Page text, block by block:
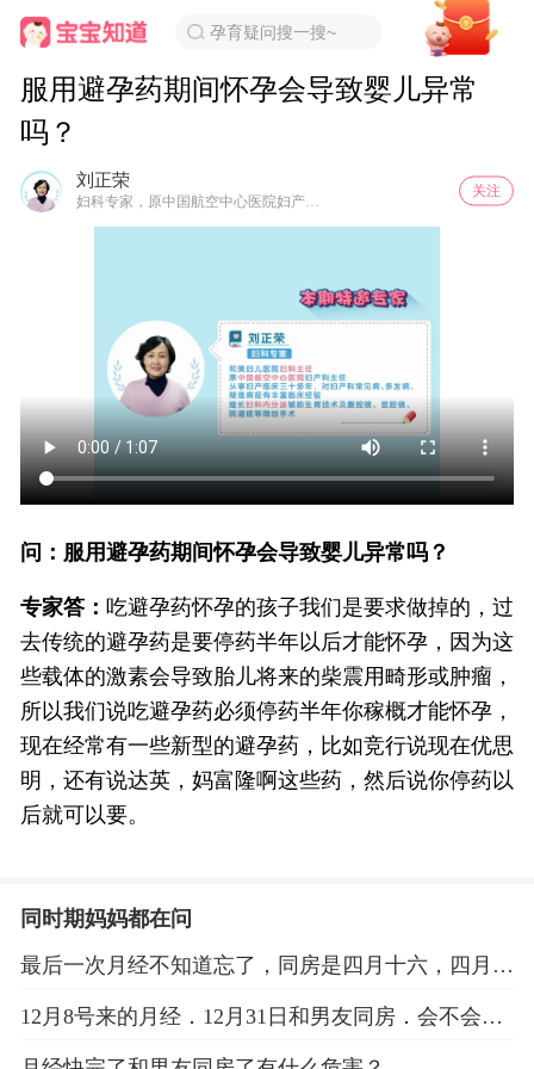
孕育疑问搜一搜~
服用避孕药期间怀孕会导致婴儿异常
吗？
刘正荣
妇科专家，原中国航空中心医院妇产科主任
关注
问：服用避孕药期间怀孕会导致婴儿异常吗？
专家答： 吃避孕药怀孕的孩子我们是要求做掉的，过
去传统的避孕药是要停药半年以后才能怀孕，因为这
些载体的激素会导致胎儿将来的柴震用畸形或肿瘤，
所以我们说吃避孕药必须停药半年你稼概才能怀孕，
现在经常有一些新型的避孕药，比如竞行说现在优思
明，还有说达英，妈富隆啊这些药，然后说你停药以
后就可以要。
同时期妈妈都在问
最后一次月经不知道忘了，同房是四月十六，四月二
12月8号来的月经．12月31日和男友同房．会不会怀